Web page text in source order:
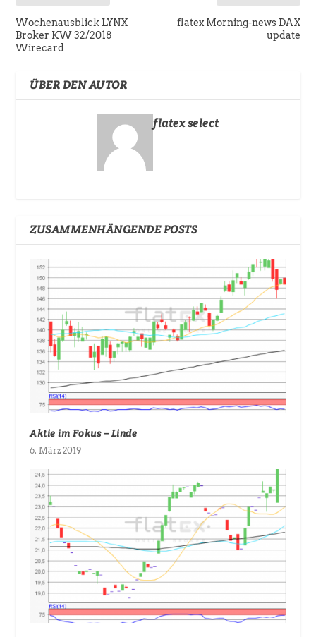
Wochenausblick LYNX
Broker KW 32/2018
Wirecard
flatex Morning-news DAX
update
ÜBER DEN AUTOR
flatex select
ZUSAMMENHÄNGENDE POSTS
Aktie im Fokus – Linde
6. März 2019